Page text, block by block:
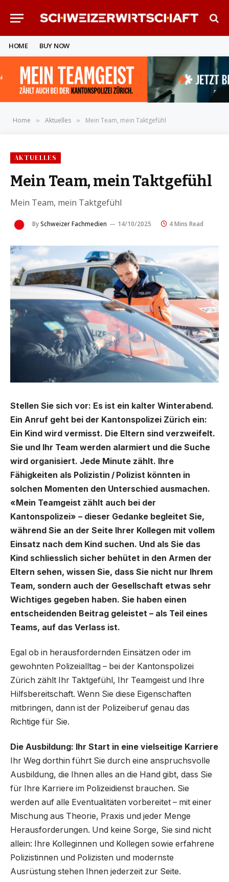
HOME BUY NOW
Home » Aktuelles » Mein Team, mein Taktgefühl
AKTUELLES
Mein Team, mein Taktgefühl
Mein Team, mein Taktgefühl
BySchweizer Fachmedien 14/10/2025 4 Mins Read
Stellen Sie sich vor: Es ist ein kalter Winterabend.
Ein Anruf geht bei der Kantonspolizei Zürich ein:
Ein Kind wird vermisst. Die Eltern sind verzweifelt.
Sie und Ihr Team werden alarmiert und die Suche
wird organisiert. Jede Minute zählt. Ihre
Fähigkeiten als Polizistin / Polizist könnten in
solchen Momenten den Unterschied ausmachen.
«Mein Teamgeist zählt auch bei der
Kantonspolizei» – dieser Gedanke begleitet Sie,
während Sie an der Seite Ihrer Kollegen mit vollem
Einsatz nach dem Kind suchen. Und als Sie das
Kind schliesslich sicher behütet in den Armen der
Eltern sehen, wissen Sie, dass Sie nicht nur Ihrem
Team, sondern auch der Gesellschaft etwas sehr
Wichtiges gegeben haben. Sie haben einen
entscheidenden Beitrag geleistet – als Teil eines
Teams, auf das Verlass ist.
Egal ob in herausfordernden Einsätzen oder im
gewohnten Polizeialltag – bei der Kantonspolizei
Zürich zählt Ihr Taktgefühl, Ihr Teamgeist und Ihre
Hilfsbereitschaft. Wenn Sie diese Eigenschaften
mitbringen, dann ist der Polizeiberuf genau das
Richtige für Sie.
Die Ausbildung:
Ihr Start in eine vielseitige Karriere
Ihr Weg dorthin führt Sie durch eine anspruchsvolle
Ausbildung, die Ihnen alles an die Hand gibt, dass Sie
für Ihre Karriere im Polizeidienst brauchen. Sie
werden auf alle Eventualitäten vorbereitet – mit einer
Mischung aus Theorie, Praxis und jeder Menge
Herausforderungen. Und keine Sorge, Sie sind nicht
allein: Ihre Kolleginnen und Kollegen sowie erfahrene
Polizistinnen und Polizisten und modernste
Ausrüstung stehen Ihnen jederzeit zur Seite.